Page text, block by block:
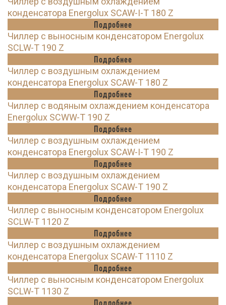
конденсатора Energolux SCAW-I-T 180 Z
Подробнее
Чиллер с выносным конденсатором Energolux
SCLW-T 190 Z
Подробнее
Чиллер с воздушным охлаждением
конденсатора Energolux SCAW-T 180 Z
Подробнее
Чиллер с водяным охлаждением конденсатора
Energolux SCWW-T 190 Z
Подробнее
Чиллер с воздушным охлаждением
конденсатора Energolux SCAW-I-T 190 Z
Подробнее
Чиллер с воздушным охлаждением
конденсатора Energolux SCAW-T 190 Z
Подробнее
Чиллер с выносным конденсатором Energolux
SCLW-T 1120 Z
Подробнее
Чиллер с воздушным охлаждением
конденсатора Energolux SCAW-T 1110 Z
Подробнее
Чиллер с выносным конденсатором Energolux
SCLW-T 1130 Z
Подробнее